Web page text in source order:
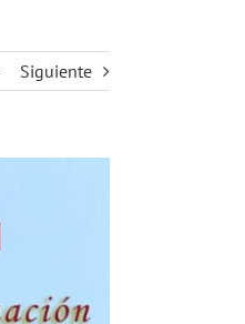
Siguiente